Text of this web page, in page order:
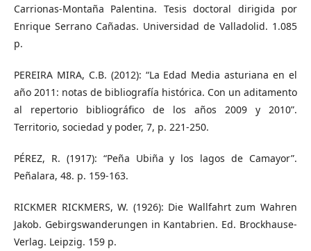
Carrionas-Montaña Palentina. Tesis doctoral dirigida por
Enrique Serrano Cañadas. Universidad de Valladolid. 1.085
p.
PEREIRA MIRA, C.B. (2012): “La Edad Media asturiana en el
año 2011: notas de bibliografía histórica. Con un aditamento
al repertorio bibliográfico de los años 2009 y 2010”.
Territorio, sociedad y poder, 7, p. 221-250.
PÉREZ, R. (1917): “Peña Ubiña y los lagos de Camayor”.
Peñalara, 48. p. 159-163.
RICKMER RICKMERS, W. (1926): Die Wallfahrt zum Wahren
Jakob. Gebirgswanderungen in Kantabrien. Ed. Brockhause-
Verlag. Leipzig. 159 p.